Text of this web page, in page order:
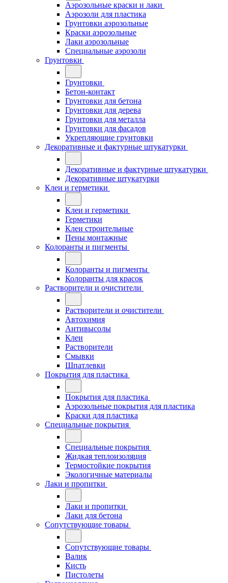
Аэрозольные краски и лаки
Аэрозоли для пластика
Грунтовки аэрозольные
Краски аэрозольные
Лаки аэрозольные
Специальные аэрозоли
Грунтовки
Грунтовки
Бетон-контакт
Грунтовки для бетона
Грунтовки для дерева
Грунтовки для металла
Грунтовки для фасадов
Укрепляющие грунтовки
Декоративные и фактурные штукатурки
Декоративные и фактурные штукатурки
Декоративные штукатурки
Клеи и герметики
Клеи и герметики
Герметики
Клеи строительные
Пены монтажные
Колоранты и пигменты
Колоранты и пигменты
Колоранты для красок
Растворители и очистители
Растворители и очистители
Автохимия
Антивысолы
Клеи
Растворители
Смывки
Шпатлевки
Покрытия для пластика
Покрытия для пластика
Аэрозольные покрытия для пластика
Краски для пластика
Специальные покрытия
Специальные покрытия
Жидкая теплоизоляция
Термостойкие покрытия
Экологичные материалы
Лаки и пропитки
Лаки и пропитки
Лаки для бетона
Сопутствующие товары
Сопутствующие товары
Валик
Кисть
Пистолеты